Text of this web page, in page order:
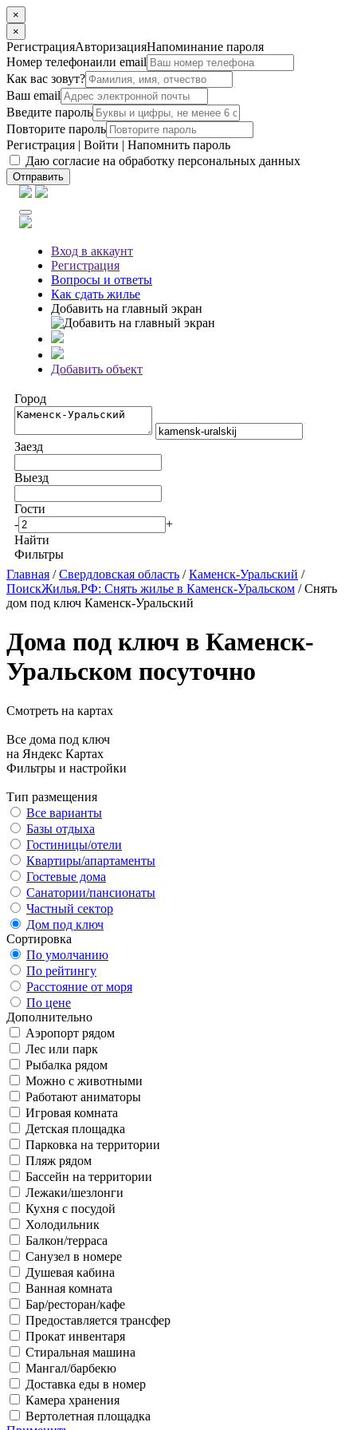
×
×
РегистрацияАвторизацияНапоминание пароля
Номер телефонаили email
Как вас зовут?
Ваш email
Введите пароль
Повторите пароль
Регистрация | Войти | Напомнить пароль
Даю согласие на обработку персональных данных
Отправить
Вход в аккаунт
Регистрация
Вопросы и ответы
Как сдать жилье
Добавить на главный экран
Добавить объект
Город
Заезд
Выезд
Гости
-
+
Найти
Фильтры
Главная /Свердловская область /Каменск-Уральский /
ПоискЖилья.РФ: Снять жилье в Каменск-Уральском / Снять
дом под ключ Каменск-Уральский
Дома под ключ в Каменск-
Уральском посуточно
Смотреть на картах
Все дома под ключ
на Яндекс Картах
Фильтры и настройки
Тип размещения
Все варианты
Базы отдыха
Гостиницы/отели
Квартиры/апартаменты
Гостевые дома
Санатории/пансионаты
Частный сектор
Дом под ключ
Сортировка
По умолчанию
По рейтингу
Расстояние от моря
По цене
Дополнительно
Аэропорт рядом
Лес или парк
Рыбалка рядом
Можно с животными
Работают аниматоры
Игровая комната
Детская площадка
Парковка на территории
Пляж рядом
Бассейн на территории
Лежаки/шезлонги
Кухня с посудой
Холодильник
Балкон/терраса
Санузел в номере
Душевая кабина
Ванная комната
Бар/ресторан/кафе
Предоставляется трансфер
Прокат инвентаря
Стиральная машина
Мангал/барбекю
Доставка еды в номер
Камера хранения
Вертолетная площадка